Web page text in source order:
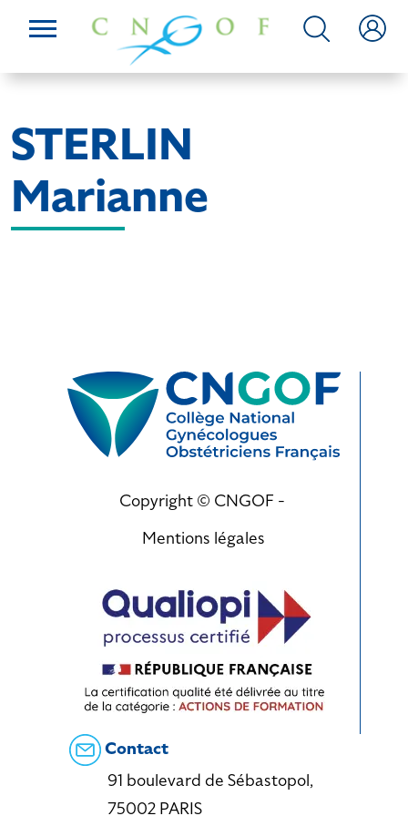
STERLIN
Marianne
Copyright © CNGOF -
Mentions légales
Contact
91 boulevard de Sébastopol,
75002 PARIS